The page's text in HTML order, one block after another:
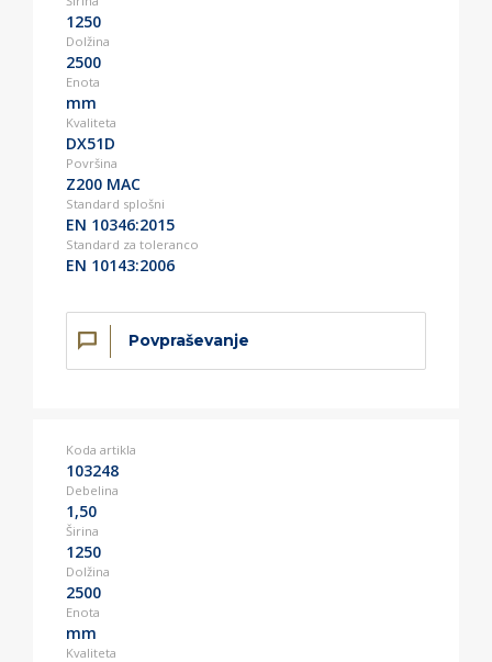
1250
Dolžina
2500
Enota
mm
Kvaliteta
DX51D
Površina
Z200 MAC
Standard splošni
EN 10346:2015
Standard za toleranco
EN 10143:2006
Povpraševanje
Koda artikla
103248
Debelina
1,50
Širina
1250
Dolžina
2500
Enota
mm
Kvaliteta